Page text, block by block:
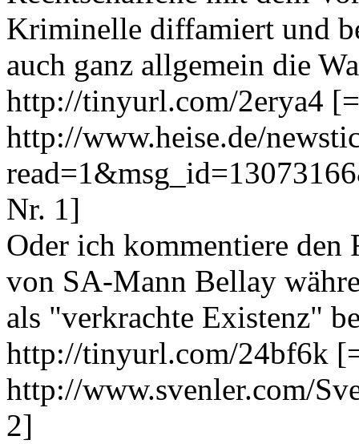
Kriminelle diffamiert und
auch ganz allgemein die
http://tinyurl.com/2erya4 [=
http://www.heise.de/
Nr. 1]
Oder ich kommentiere
von SA-Mann Bellay
als "verkrachte Existenz"
http://tinyurl.com/24bf6k
http://www.svenler.com/
2]